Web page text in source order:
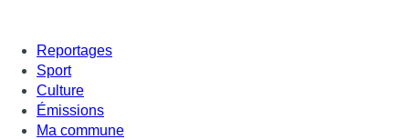
Reportages
Sport
Culture
Émissions
Ma commune